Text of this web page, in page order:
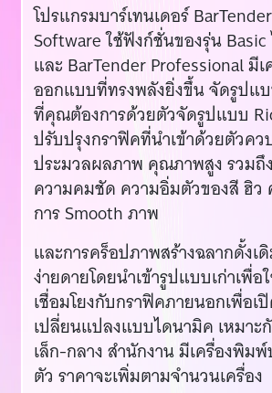
โปรแกรมบาร์เทนเดอร์
Software ใช้ฟังก์ชั่นของรุ่น
และ BarTender Professional มี
ออกแบบที่ทรงพลังยิ่งขึ้น จัดรูปแ
ที่คุณต้องการด้วยตัวจัดรูปแบบ
ปรับปรุงกราฟิคที่นำเข้าด้วยตัวค
ประมวลผลภาพ คุณภาพสูง รวมถึ
ความคมชัด ความอิ่มตัวของสี ฮิว
การ Smooth ภาพ
และการคร็อปภาพสร้างฉลากดั้งเ
ง่ายดายโดยนำเข้ารูปแบบเก่าเพื่อ
เชื่อมโยงกับกราฟิคภายนอกเพื่อเ
เปลี่ยนแปลงแบบไดนามิค เหมาะ
เล็ก-กลาง สำนักงาน มีเครื่องพิมพ์
ตัว ราคาจะเพิ่มตามจำนวนเครื่อง